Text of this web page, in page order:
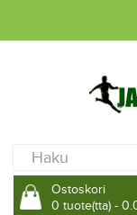
Ostoskori
0 tuote(tta) -